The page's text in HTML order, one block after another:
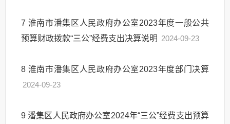
7 淮南市潘集区人民政府办公室2023年度一般公共
预算财政拨款“三公”经费支出决算说明 2024-09-23
8 淮南市潘集区人民政府办公室2023年度部门决算
2024-09-23
9 潘集区人民政府办公室2024年“三公”经费支出预算